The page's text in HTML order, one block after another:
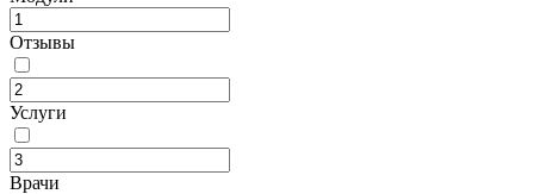
Отзывы
Услуги
Врачи